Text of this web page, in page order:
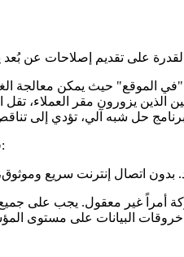
التي يجب مراعاتها:
أمراً غير معقول. يجب على
البيانات على مستوى